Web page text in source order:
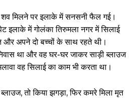
शव मिलने पर इलाके में सनसनी फैल गई।
इलाके में गोलंका तिरुमला नगर में सिलाई
और अपने दो बच्चों के साथ रहते थी।
था और वह घर-घर जाकर साड़ी ब्लाउज
वह सिलाई का काम भी करता था।